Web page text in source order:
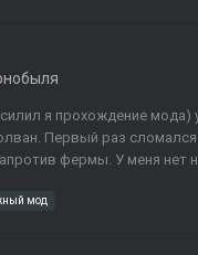
я прохождение мода)
Первый раз сломался
фермы. У меня нет
мод